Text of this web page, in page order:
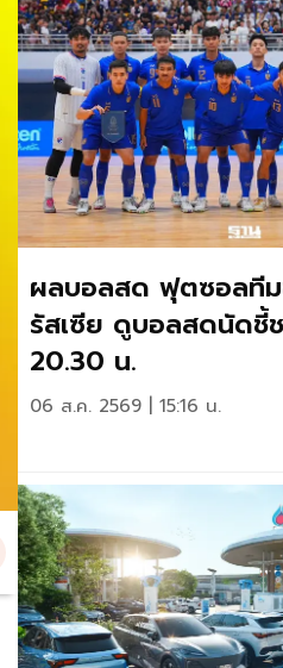
ผลบอลสด ฟุตซอลที
รัสเซีย ดูบอลสดนัดชี้
20.30 น.
06 ส.ค. 2569 | 15:16 น.